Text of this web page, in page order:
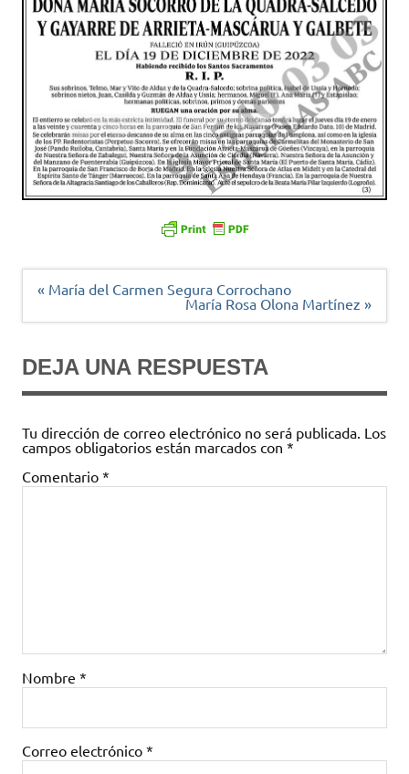
Navegación
« María del Carmen Segura Corrochano
María Rosa Olona Martínez »
DEJA UNA RESPUESTA
Tu dirección de correo electrónico no será publicada. Los
campos obligatorios están marcados con *
Comentario *
Nombre *
Correo electrónico *